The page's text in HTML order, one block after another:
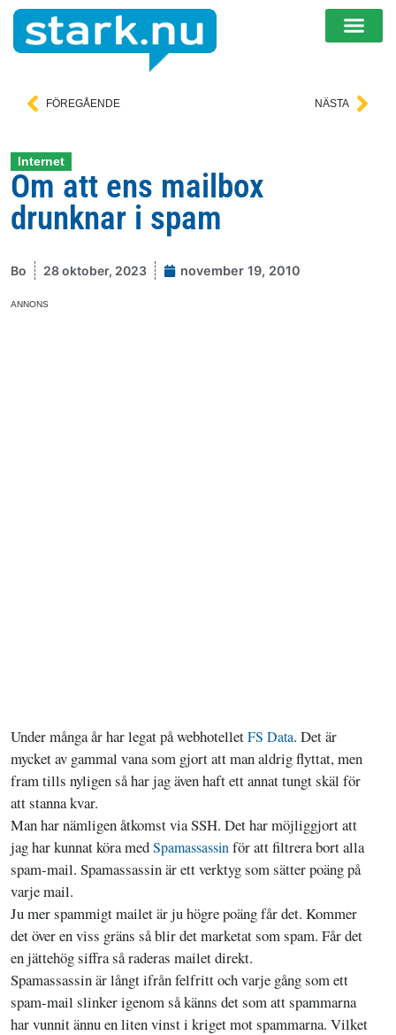
FÖREGÅENDE NÄSTA
Internet
Om att ens mailbox
drunknar i spam
Bo 28 oktober, 2023 november 19, 2010
ANNONS
Under många år har legat på webhotelletFS Data. Det är
mycket av gammal vana som gjort att man aldrig flyttat, men
fram tills nyligen så har jag även haft ett annat tungt skäl för
att stanna kvar.
Man har nämligen åtkomst via SSH. Det har möjliggjort att
jag har kunnat köra medSpamassassin för att filtrera bort alla
spam-mail. Spamassassin är ett verktyg som sätter poäng på
varje mail.
Ju mer spammigt mailet är ju högre poäng får det. Kommer
det över en viss gräns så blir det marketat som spam. Får det
en jättehög siffra så raderas mailet direkt.
Spamassassin är långt ifrån felfritt och varje gång som ett
spam-mail slinker igenom så känns det som att spammarna
har vunnit ännu en liten vinst i kriget mot spammarna. Vilket